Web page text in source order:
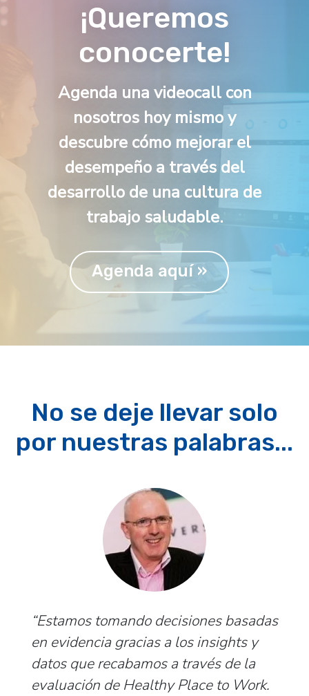
¡Queremos
conocerte!
Agenda una videocall con
nosotros hoy mismo y
descubre cómo mejorar el
desempeño a través del
desarrollo de una cultura de
trabajo saludable.
Agenda aquí »
No se deje llevar solo
por nuestras palabras...
Estamos tomando decisiones basadas
en evidencia gracias a los insights y
datos que recabamos a través de la
evaluación de Healthy Place to Work.